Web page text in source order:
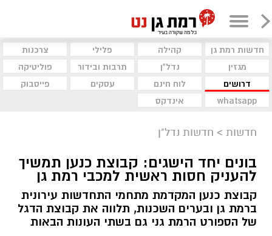
חדשות רמת גן קהילה פלילי
צרכנות
מגזין
נדל"ן תרבות ובידור
פוליטיקה
דרושים
לוח חינם עסקים
פייסבוק
whatsapp
אינדקס
חדשות > חדשות נדל"ן
בונים יחד הישגים: קבוצת כנען תמשיך
להעניק חסות ראשית למכבי רמת גן
קבוצת כנען המקדמת מתחמי התחדשות עירונית
ברמת גן ובערים השכנות, תלווה את קבוצת הדגל
של הספורט הרמת גני גם בשתי העונות הבאות